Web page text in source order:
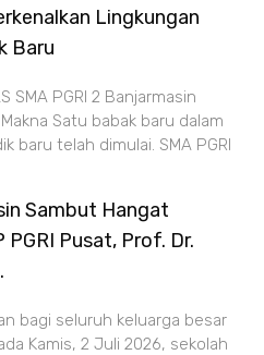
Lingkungan
Baru
SMA PGRI 2 Banjarmasin
Satu babak baru dalam
baru telah dimulai. SMA PGRI
Sambut Hangat
Pusat, Prof. Dr.
bagi seluruh keluarga besar
Kamis, 2 Juli 2026, sekolah